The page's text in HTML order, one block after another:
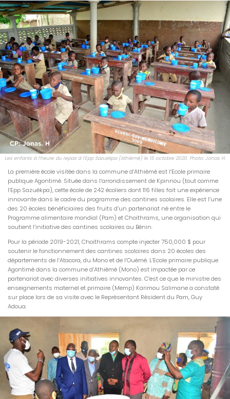
Les enfants à l’heure du repas à l’Epp Sazuékpa (Athiémé) le 15 octobre 2020. Photo: Jonas H.
La première école visitée dans la commune d’Athiémé est l’Ecole primaire
publique Agontimè. Située dans l’arrondissement de Kpinnou (tout comme
l’Epp Sazuékpa), cette école de 242 écoliers dont 116 filles fait une expérience
innovante dans le cadre du programme des cantines scolaires. Elle est l’une
des 20 écoles bénéficiaires des fruits d’un partenariat né entre le
Programme alimentaire mondial (Pam) et Choithrams, une organisation qui
soutient l’initiative des cantines scolaires au Bénin.
Pour la période 2019-2021, Choithrams compte injecter 750,000 $ pour
soutenir le fonctionnement des cantines scolaires dans 20 écoles des
départements de l’Atacora, du Mono et de l’Ouémé. L’Ecole primaire publique
Agontimè dans la commune d’Athiémé (Mono) est impactée par ce
partenariat avec diverses initiatives innovantes. C’est ce que le ministre des
enseignements maternel et primaire (Memp) Karimou Salimane a constaté
sur place lors de sa visite avec le Représentant Résident du Pam, Guy
Adoua.